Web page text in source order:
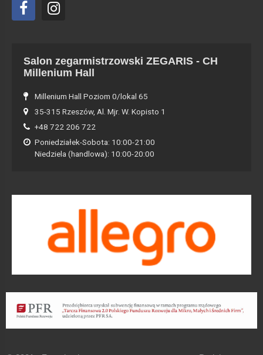
Salon zegarmistrzowski ZEGARIS - CH
Millenium Hall
Millenium Hall Poziom 0/lokal 65
35-315 Rzeszów, Al. Mjr. W. Kopisto 1
+48 722 206 722
Poniedziałek-Sobota: 10:00-21:00
Niedziela (handlowa): 10:00-20:00